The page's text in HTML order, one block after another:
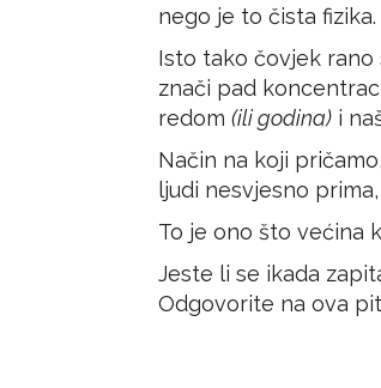
nego je to čista fizika.
Isto tako čovjek rano
znači pad
redom (ili godina) i
Način na koji
ljudi nesvjesno
To je ono što većina
Jeste li se ikada
Odgovorite na ova